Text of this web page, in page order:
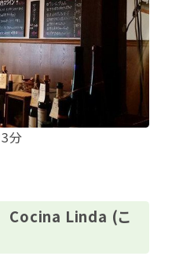
分
Linda (こ